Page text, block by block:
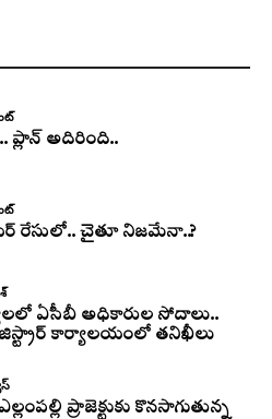
ప్లాన్ అదిరింది..
రేసులో.. చైతూ నిజమేనా..?
ఏసీబీ అధికారుల సోదాలు..
కార్యాలయంలో తనిఖీలు
ప్రాజెక్టుకు కొనసాగుతున్న